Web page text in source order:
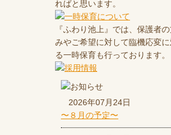
ればと思います。
『ふわり池上』では、保護者
みやご希望に対して臨機応変に
る一時保育も行っております。
2026年07月24日
〜８月の予定〜